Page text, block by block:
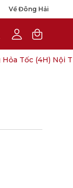
Về Đông Hải
My
Open cart
Tốc (4H) Nội